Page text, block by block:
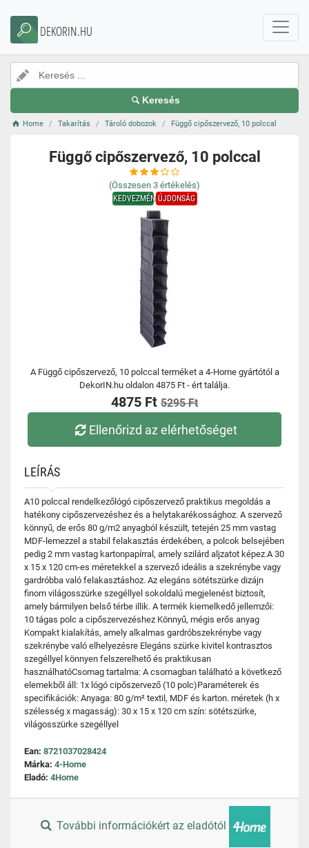
DEKORIN.HU
Keresés
Home Takarítás Tároló dobozok Függő cipőszervező, 10 polccal
Függő cipőszervező, 10 polccal
(Összesen 3 értékelés)
KEDVEZMÉNYÚJDONSÁG
A Függő cipőszervező, 10 polccal terméket a 4-Home gyártótól a
DekorIN.hu oldalon 4875 Ft - ért találja.
4875 Ft 5295 Ft
Ellenőrizd az elérhetőséget
LEÍRÁS
A10 polccal rendelkezőlógó cipőszervező praktikus megoldás a
hatékony cipőszervezéshez és a helytakarékossághoz. A szervező
könnyű, de erős 80 g/m2 anyagból készült, tetején 25 mm vastag
MDF-lemezzel a stabil felakasztás érdekében, a polcok belsejében
pedig 2 mm vastag kartonpapírral, amely szilárd aljzatot képez.A 30
x 15 x 120 cm-es méretekkel a szervező ideális a szekrénybe vagy
gardróbba való felakasztáshoz. Az elegáns sötétszürke dizájn
finom világosszürke szegéllyel sokoldalú megjelenést biztosít,
amely bármilyen belső térbe illik. A termék kiemelkedő jellemzői:
10 tágas polc a cipőszervezéshez Könnyű, mégis erős anyag
Kompakt kialakítás, amely alkalmas gardróbszekrénybe vagy
szekrénybe való elhelyezésre Elegáns szürke kivitel kontrasztos
szegéllyel könnyen felszerelhető és praktikusan
használhatóCsomag tartalma: A csomagban található a következő
elemekből áll: 1x lógó cipőszervező (10 polc)Paraméterek és
specifikációk: Anyaga: 80 g/m² textil, MDF és karton. méretek (h x
szélesség x magasság): 30 x 15 x 120 cm szín: sötétszürke,
világosszürke szegéllyel
Ean: 8721037028424
Márka: 4-Home
Eladó: 4Home
További információkért az eladótól